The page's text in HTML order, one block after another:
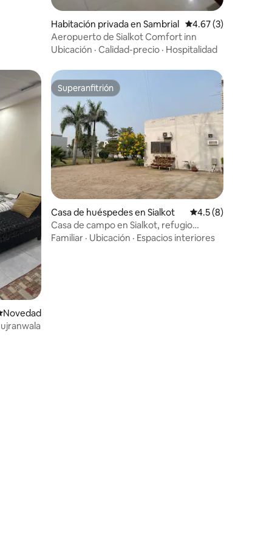
Habitación privada en Sambrial Calificación
4.67 (3)
Aeropuerto de Sialkot Comfort inn
Ubicación · Calidad-precio · Hospitalidad
para hospedarse
Novedad
Superanfitrión
Superanfitrión
Casa de huéspedes en Sialkot Calificación
4.5 (8)
Casa de campo en Sialkot, refugio
familiar cerca de Cantt
Familiar · Ubicación · Espacios interiores